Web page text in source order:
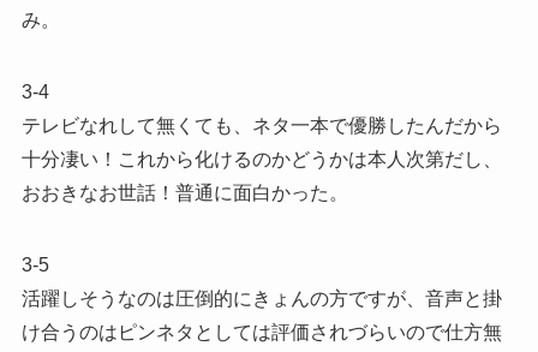
み。
3-4
テレビなれして無くても、ネタ一本で優勝したんだから
十分凄い！これから化けるのかどうかは本人次第だし、
おおきなお世話！普通に面白かった。
3-5
活躍しそうなのは圧倒的にきょんの方ですが、音声と掛
け合うのはピンネタとしては評価されづらいので仕方無